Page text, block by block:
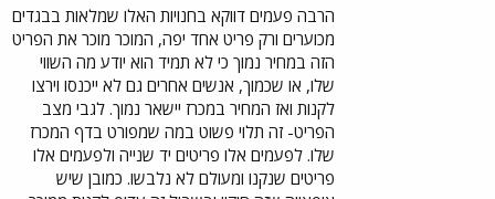
הרבה פעמים דווקא בחנויות האלו שמלאות בבגדים
מכוערים ורק פריט אחד יפה, המוכר מוכר את הפריט
הזה במחיר נמוך כי לא תמיד הוא יודע מה השווי
שלו, או שכמוך, אנשים אחרים גם לא ייכנסו וירצו
לקנות ואז המחיר במכרז יישאר נמוך. לגבי מצב
הפריט- זה תלוי פשוט במה שמפורט בדף המכרז
שלו. לפעמים אלו פריטים יד שנייה ולפעמים אלו
פריטים שנקנו ומעולם לא נלבשו. כמובן שיש